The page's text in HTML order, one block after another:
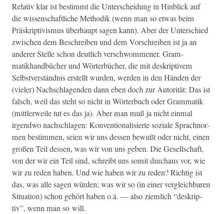
Rel­a­tiv klar ist bes­timmt die Unter­schei­dung in Hin­blick auf
die wis­senschaftliche Methodik (wenn man so etwas beim
Präskrip­tivis­mus über­haupt sagen kann). Aber der Unter­schied
zwis­chen dem Beschreiben und dem Vorschreiben ist ja an
ander­er Stelle schon deut­lich ver­schwommen­er. Gram­
matikhand­büch­er und Wörter­büch­er, die mit deskrip­tivem
Selb­stver­ständ­nis erstellt wur­den, wer­den in den Hän­den der
(viel­er) Nach­schla­gen­den dann eben doch zur Autorität: Das ist
falsch, weil das ste­ht so nicht in Wörter­buch oder Gram­matik
(mit­tler­weile tut es das ja). Aber man muß ja nicht ein­mal
irgend­wo nach­schla­gen: Kon­ven­tion­al­isierte soziale Sprach­nor­
men bes­tim­men, seien wir uns dessen bewußt oder nicht, einen
großen Teil dessen, was wir von uns geben. Die Gesellschaft,
von der wir ein Teil sind, schreibt uns somit dur­chaus vor, wie
wir zu reden haben. Und wie haben wir zu reden? Richtig ist
das, was alle sagen wür­den; was wir so (in ein­er ver­gle­ich­baren
Sit­u­a­tion) schon gehört haben o.ä. — also ziem­lich “deskrip­
tiv”, wenn man so will.